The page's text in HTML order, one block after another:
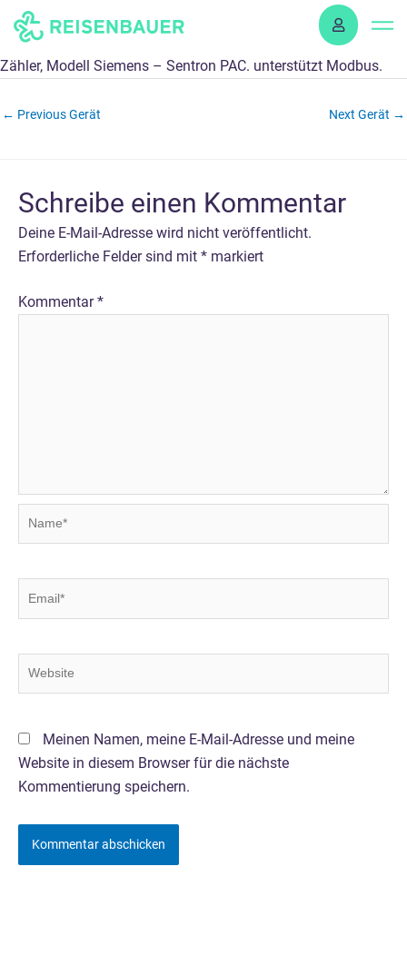
Skip
content
Zähler, Modell Siemens – Sentron PAC. unterstützt Modbus.
← Previous Gerät Next Gerät →
Schreibe einen Kommentar
Deine E-Mail-Adresse wird nicht veröffentlicht.
Erforderliche Felder sind mit * markiert
Kommentar*
Name*
Website
Meinen Namen, meine E-Mail-Adresse und meine
Website in diesem Browser für die nächste
Kommentierung speichern.